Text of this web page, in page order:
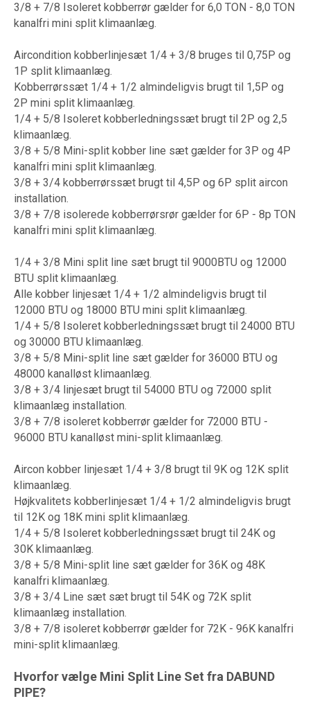
3/8 + 7/8 Isoleret kobberrør gælder for 6,0 TON - 8,0 TON
kanalfri mini split klimaanlæg.
Aircondition kobberlinjesæt 1/4 + 3/8 bruges til 0,75P og
1P split klimaanlæg.
Kobberrørssæt 1/4 + 1/2 almindeligvis brugt til 1,5P og
2P mini split klimaanlæg.
1/4 + 5/8 Isoleret kobberledningssæt brugt til 2P og 2,5
klimaanlæg.
3/8 + 5/8 Mini-split kobber line sæt gælder for 3P og 4P
kanalfri mini split klimaanlæg.
3/8 + 3/4 kobberrørssæt brugt til 4,5P og 6P split aircon
installation.
3/8 + 7/8 isolerede kobberrørsrør gælder for 6P - 8p TON
kanalfri mini split klimaanlæg.
1/4 + 3/8 Mini split line sæt brugt til 9000BTU og 12000
BTU split klimaanlæg.
Alle kobber linjesæt 1/4 + 1/2 almindeligvis brugt til
12000 BTU og 18000 BTU mini split klimaanlæg.
1/4 + 5/8 Isoleret kobberledningssæt brugt til 24000 BTU
og 30000 BTU klimaanlæg.
3/8 + 5/8 Mini-split line sæt gælder for 36000 BTU og
48000 kanalløst klimaanlæg.
3/8 + 3/4 linjesæt brugt til 54000 BTU og 72000 split
klimaanlæg installation.
3/8 + 7/8 isoleret kobberrør gælder for 72000 BTU -
96000 BTU kanalløst mini-split klimaanlæg.
Aircon kobber linjesæt 1/4 + 3/8 brugt til 9K og 12K split
klimaanlæg.
Højkvalitets kobberlinjesæt 1/4 + 1/2 almindeligvis brugt
til 12K og 18K mini split klimaanlæg.
1/4 + 5/8 Isoleret kobberledningssæt brugt til 24K og
30K klimaanlæg.
3/8 + 5/8 Mini-split line sæt gælder for 36K og 48K
kanalfri klimaanlæg.
3/8 + 3/4 Line sæt sæt brugt til 54K og 72K split
klimaanlæg installation.
3/8 + 7/8 isoleret kobberrør gælder for 72K - 96K kanalfri
mini-split klimaanlæg.
Hvorfor vælge Mini Split Line Set fra DABUND
PIPE?